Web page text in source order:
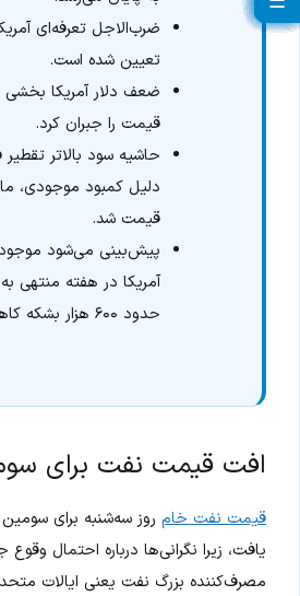
ضرب‌الاجل تعرفه‌ای
تعیین شده است.
ضعف دلار آمریکا بخشی
قیمت را جبران کرد.
حاشیه سود بالاتر تقطیر
دلیل کمبود موجودی،
قیمت شد.
پیش‌بینی می‌شود
حدود ۶۰۰ هزار بشکه کاهش یافته باشد.
افت قیمت نفت برای
قیمت نفت خام روز سه‌شنبه برای
یافت، زیرا نگرانی‌ها درباره احتمال
مصرف‌کننده بزرگ نفت یعنی ایالات متحده